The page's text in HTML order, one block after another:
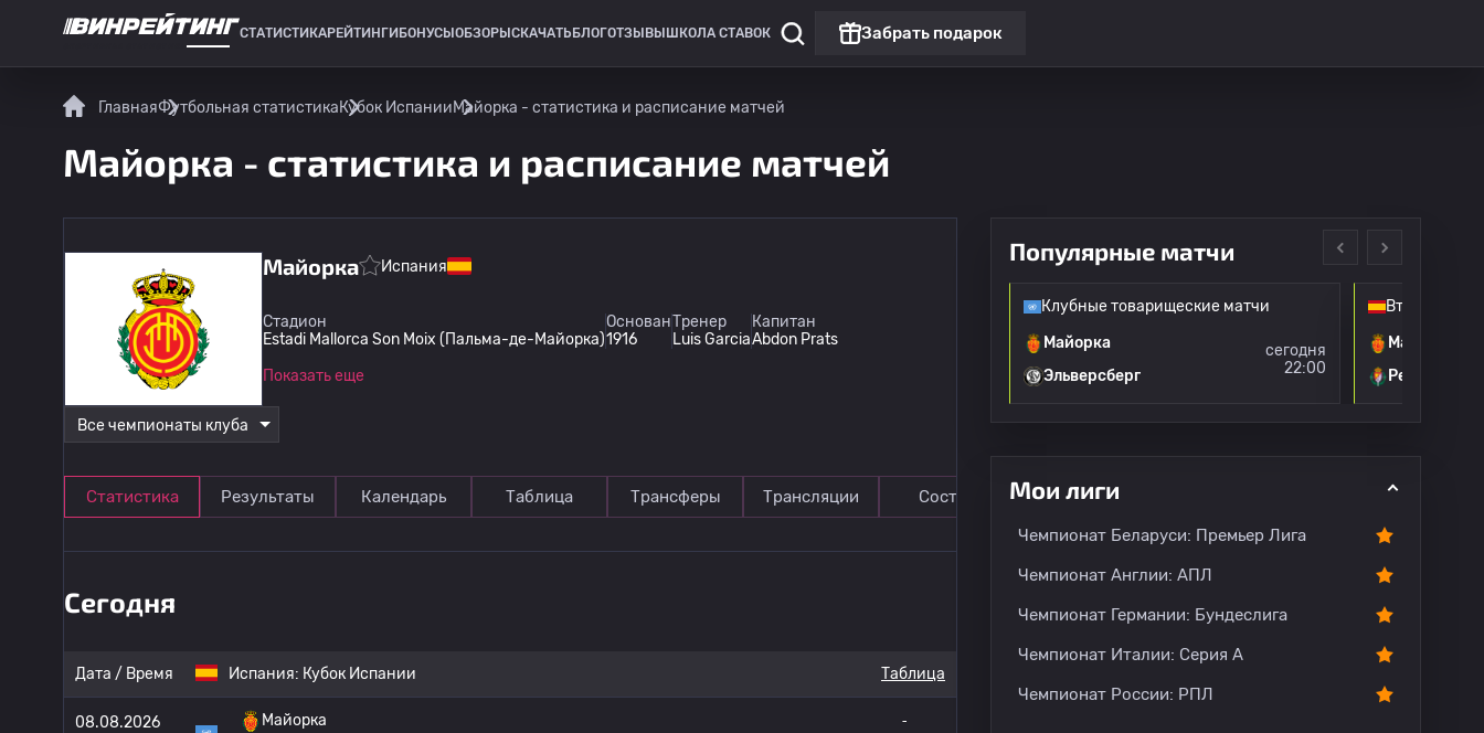
СТАТИСТИКАРЕЙТИНГИ БОНУСЫ ОБЗОРЫ СКАЧАТЬ БЛОГОТЗЫВЫ ШКОЛА СТАВОК Забрать подарок
ГлавнаяФутбольная статистикаКубок ИспанииМайорка - статистика и расписание матчей
Майорка - статистика и расписание матчей
Майорка Испания
Стадион
Estadi Mallorca Son Moix (Пальма-де-Майорка)
Основан
1916
Тренер
Luis Garcia
Капитан
Abdon Prats
Показать еще
Все чемпионаты клуба
Статистика Результаты Календарь Таблица Трансферы Трансляции Состав О команде
Сегодня
Дата / Время Испания: Кубок Испании Таблица
08.08.2026
Майорка
-
Популярные матчи
Майорка
Клубные товарищеские матчи
Майорка
Эльверсберг
сегодня
22:00
Второй
Майорка
Реал
Мои лиги
Чемпионат Беларуси: Премьер Лига
Чемпионат Англии: АПЛ
Чемпионат Германии: Бундеслига
Чемпионат Италии: Серия А
Чемпионат России: РПЛ